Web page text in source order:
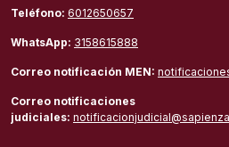
Teléfono: 6012650657
WhatsApp: 3158615888
Correo notificación MEN:
Correo notificaciones
judiciales: